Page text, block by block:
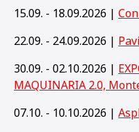
15.09. - 18.09.2026 |
22.09. - 24.09.2026 |
30.09. - 02.10.2026 |
MAQUINARIA 2.0,
07.10. - 10.10.2026 |